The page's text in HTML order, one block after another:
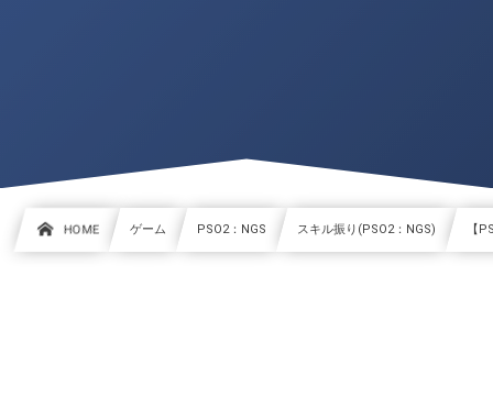
HOME ゲーム PSO2：NGS スキル振り(PSO2：NGS) 【